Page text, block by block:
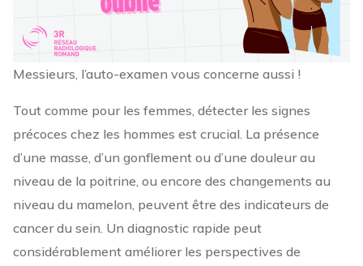
Messieurs, l’auto-examen vous concerne aussi !
Tout comme pour les femmes, détecter les signes
précoces chez les hommes est crucial. La présence
d’une masse, d’un gonflement ou d’une douleur au
niveau de la poitrine, ou encore des changements au
niveau du mamelon, peuvent être des indicateurs de
cancer du sein. Un diagnostic rapide peut
considérablement améliorer les perspectives de